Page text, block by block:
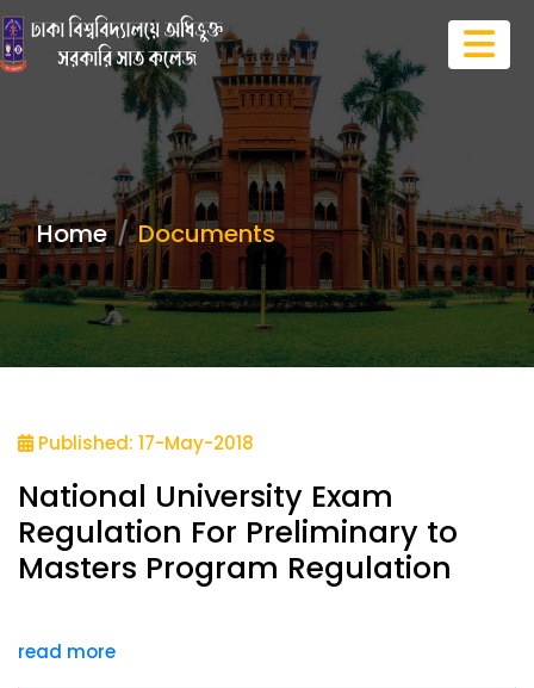
Home Documents
Published: 17-May-2018
National University Exam
Regulation For Preliminary to
Masters Program Regulation
read more